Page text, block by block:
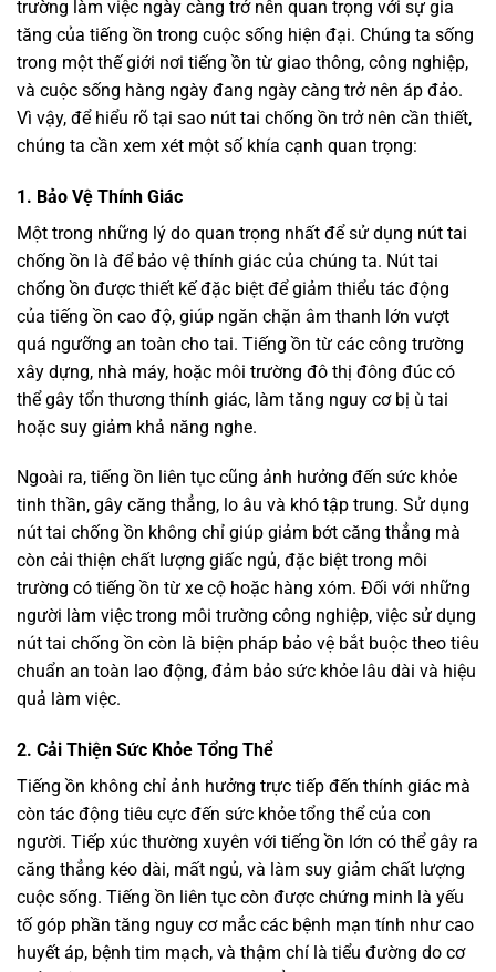
trường làm việc ngày càng trở nên quan trọng với sự gia
tăng của tiếng ồn trong cuộc sống hiện đại. Chúng ta sống
trong một thế giới nơi tiếng ồn từ giao thông, công nghiệp,
và cuộc sống hàng ngày đang ngày càng trở nên áp đảo.
Vì vậy, để hiểu rõ tại sao nút tai chống ồn trở nên cần thiết,
chúng ta cần xem xét một số khía cạnh quan trọng:
1. Bảo Vệ Thính Giác
Một trong những lý do quan trọng nhất để sử dụng nút tai
chống ồn là để bảo vệ thính giác của chúng ta. Nút tai
chống ồn được thiết kế đặc biệt để giảm thiểu tác động
của tiếng ồn cao độ, giúp ngăn chặn âm thanh lớn vượt
quá ngưỡng an toàn cho tai. Tiếng ồn từ các công trường
xây dựng, nhà máy, hoặc môi trường đô thị đông đúc có
thể gây tổn thương thính giác, làm tăng nguy cơ bị ù tai
hoặc suy giảm khả năng nghe.
Ngoài ra, tiếng ồn liên tục cũng ảnh hưởng đến sức khỏe
tinh thần, gây căng thẳng, lo âu và khó tập trung. Sử dụng
nút tai chống ồn không chỉ giúp giảm bớt căng thẳng mà
còn cải thiện chất lượng giấc ngủ, đặc biệt trong môi
trường có tiếng ồn từ xe cộ hoặc hàng xóm. Đối với những
người làm việc trong môi trường công nghiệp, việc sử dụng
nút tai chống ồn còn là biện pháp bảo vệ bắt buộc theo tiêu
chuẩn an toàn lao động, đảm bảo sức khỏe lâu dài và hiệu
quả làm việc.
2. Cải Thiện Sức Khỏe Tổng Thể
Tiếng ồn không chỉ ảnh hưởng trực tiếp đến thính giác mà
còn tác động tiêu cực đến sức khỏe tổng thể của con
người. Tiếp xúc thường xuyên với tiếng ồn lớn có thể gây ra
căng thẳng kéo dài, mất ngủ, và làm suy giảm chất lượng
cuộc sống. Tiếng ồn liên tục còn được chứng minh là yếu
tố góp phần tăng nguy cơ mắc các bệnh mạn tính như cao
huyết áp, bệnh tim mạch, và thậm chí là tiểu đường do cơ